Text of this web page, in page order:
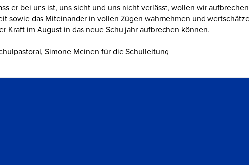
er bei uns ist, uns sieht und uns nicht verlässt, wollen wir
sowie das Miteinander in vollen Zügen wahrnehmen und
Kraft im August in das neue Schuljahr aufbrechen können.
Simone Meinen für die Schulleitung